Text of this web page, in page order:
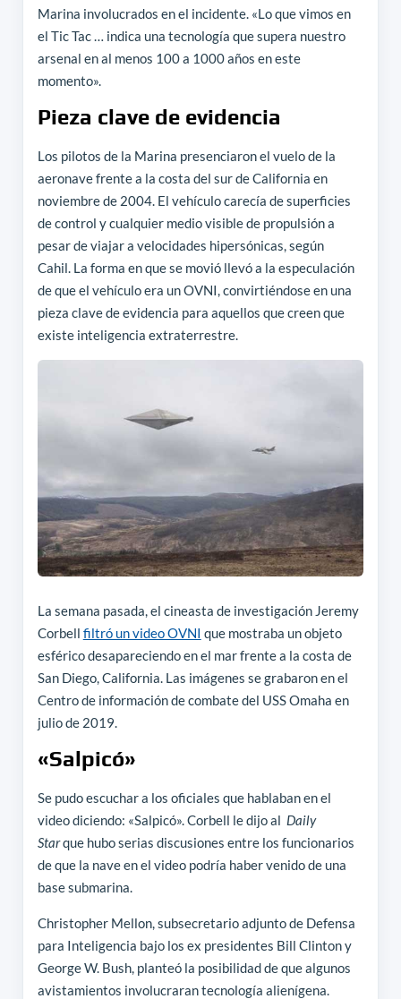
Marina involucrados en el incidente. «Lo que vimos en
el Tic Tac … indica una tecnología que supera nuestro
arsenal en al menos 100 a 1000 años en este
momento».
Pieza clave de evidencia
Los pilotos de la Marina presenciaron el vuelo de la
aeronave frente a la costa del sur de California en
noviembre de 2004. El vehículo carecía de superficies
de control y cualquier medio visible de propulsión a
pesar de viajar a velocidades hipersónicas, según
Cahil. La forma en que se movió llevó a la especulación
de que el vehículo era un OVNI, convirtiéndose en una
pieza clave de evidencia para aquellos que creen que
existe inteligencia extraterrestre.
La semana pasada, el cineasta de investigación Jeremy
Corbell filtró un video OVNI que mostraba un objeto
esférico desapareciendo en el mar frente a la costa de
San Diego, California. Las imágenes se grabaron en el
Centro de información de combate del USS Omaha en
julio de 2019.
«Salpicó»
Se pudo escuchar a los oficiales que hablaban en el
video diciendo: «Salpicó». Corbell le dijo al Daily
Starque hubo serias discusiones entre los funcionarios
de que la nave en el video podría haber venido de una
base submarina.
Christopher Mellon, subsecretario adjunto de Defensa
para Inteligencia bajo los ex presidentes Bill Clinton y
George W. Bush, planteó la posibilidad de que algunos
avistamientos involucraran tecnología alienígena.